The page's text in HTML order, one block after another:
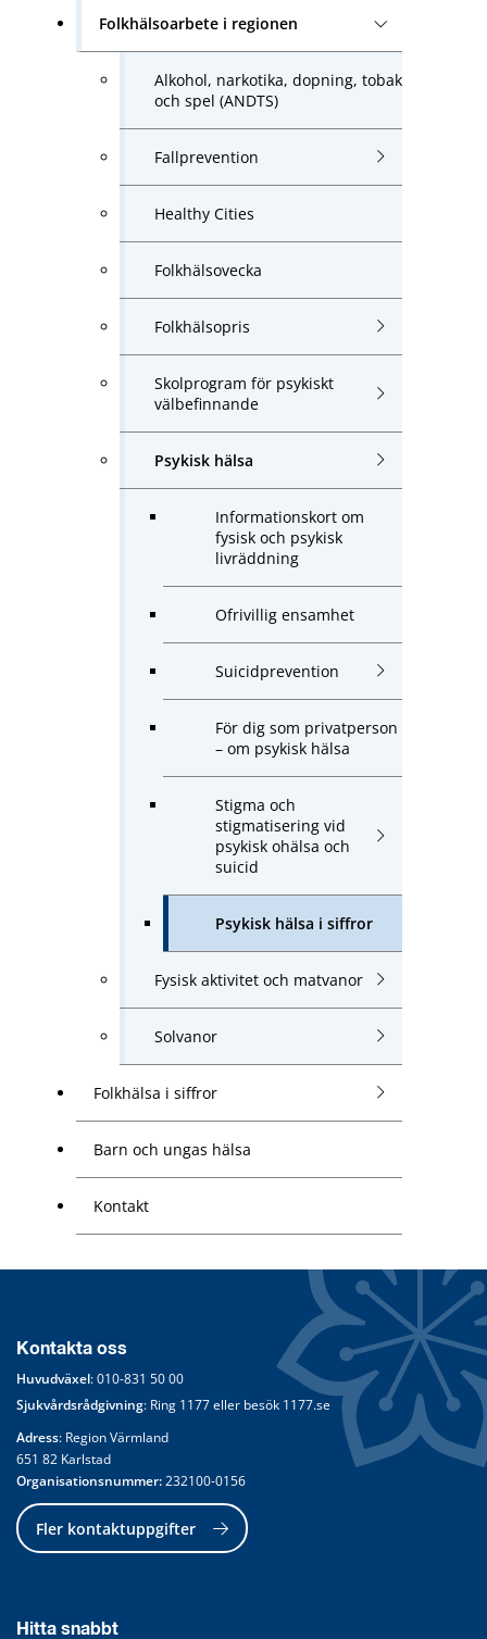
Folkhälsoarbete i regionen
Alkohol, narkotika, dopning, tobak
och spel (ANDTS)
Fallprevention
Healthy Cities
Folkhälsovecka
Folkhälsopris
Skolprogram för psykiskt
välbefinnande
Psykisk hälsa
Informationskort om
fysisk och psykisk
livräddning
Ofrivillig ensamhet
Suicidprevention
För dig som privatperson
– om psykisk hälsa
Stigma och
stigmatisering vid
psykisk ohälsa och
suicid
Psykisk hälsa i siffror
Fysisk aktivitet och matvanor
Solvanor
Folkhälsa i siffror
Barn och ungas hälsa
Kontakt
Kontakta oss
Huvudväxel: 010-831 50 00
Sjukvårdsrådgivning: Ring 1177 eller besök 1177.se
Adress: Region Värmland
651 82 Karlstad
Organisationsnummer: 232100-0156
Fler kontaktuppgifter
Hitta snabbt